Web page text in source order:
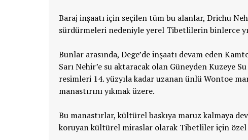
Baraj inşaatı için seçilen tüm bu alanlar, Drichu
sürdürmeleri nedeniyle yerel Tibetlilerin binlerce
Bunlar arasında, Dege’de inşaatı devam eden
Sarı Nehir’e su aktaracak olan Güneyden Kuzeye
resimleri 14. yüzyıla kadar uzanan ünlü Wontoe
manastırını yıkmak üzere.
Bu manastırlar, kültürel baskıya maruz kalmaya
koruyan kültürel miraslar olarak Tibetliler için özel